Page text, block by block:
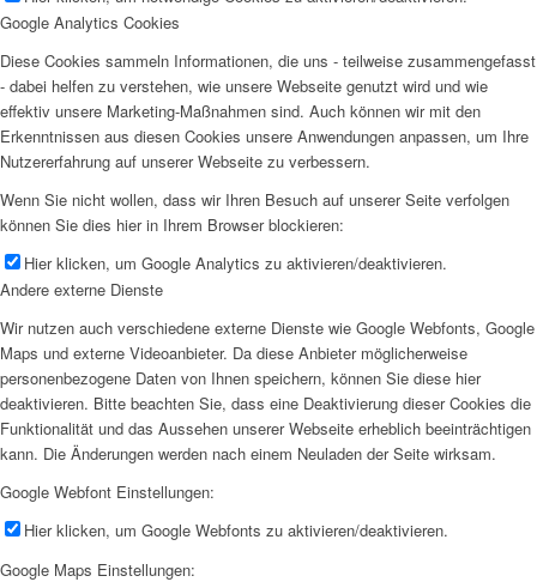
Google Analytics Cookies
Diese Cookies sammeln Informationen, die uns - teilweise zusammengefasst
- dabei helfen zu verstehen, wie unsere Webseite genutzt wird und wie
effektiv unsere Marketing-Maßnahmen sind. Auch können wir mit den
Erkenntnissen aus diesen Cookies unsere Anwendungen anpassen, um Ihre
Nutzererfahrung auf unserer Webseite zu verbessern.
Wenn Sie nicht wollen, dass wir Ihren Besuch auf unserer Seite verfolgen
können Sie dies hier in Ihrem Browser blockieren:
Hier klicken, um Google Analytics zu aktivieren/deaktivieren.
Andere externe Dienste
Wir nutzen auch verschiedene externe Dienste wie Google Webfonts, Google
Maps und externe Videoanbieter. Da diese Anbieter möglicherweise
personenbezogene Daten von Ihnen speichern, können Sie diese hier
deaktivieren. Bitte beachten Sie, dass eine Deaktivierung dieser Cookies die
Funktionalität und das Aussehen unserer Webseite erheblich beeinträchtigen
kann. Die Änderungen werden nach einem Neuladen der Seite wirksam.
Google Webfont Einstellungen:
Hier klicken, um Google Webfonts zu aktivieren/deaktivieren.
Google Maps Einstellungen: